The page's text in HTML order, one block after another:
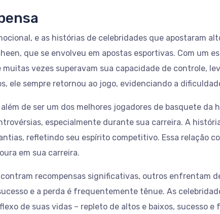
e as histórias de celebridades que apostaram
que se envolveu em apostas esportivas. Com um
vezes superavam sua capacidade de controle,
ele sempre retornou ao jogo, evidenciando a
de ser um dos melhores jogadores de basquete da
especialmente durante sua carreira. A
refletindo seu espírito competitivo. Essa relação
em sua carreira.
recompensas significativas, outros enfrentam
e a perda é frequentemente tênue. As
de suas vidas – repleto de altos e baixos, sucesso e